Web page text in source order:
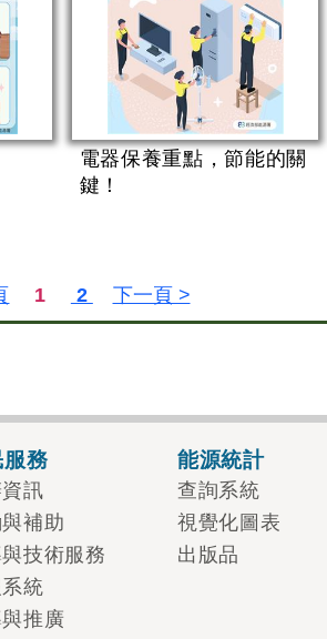
電器保養重點，節能的關
鍵！
務
訊
補助
技術服務
統
推廣
能源統計
查詢系統
視覺化圖表
出版品